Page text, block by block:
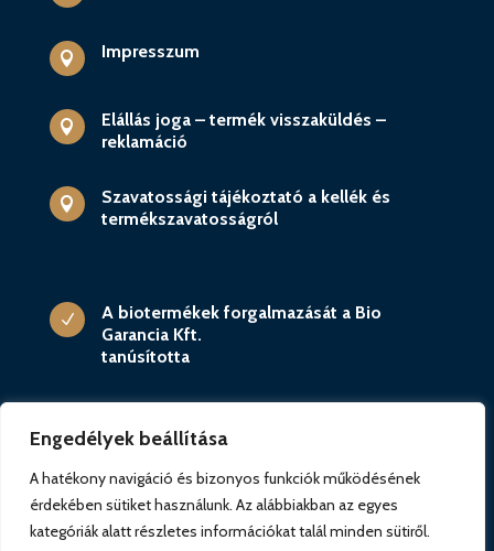
Engedélyek beállítása
A hatékony navigáció és bizonyos funkciók működésének
érdekében sütiket használunk. Az alábbiakban az egyes
kategóriák alatt részletes információkat talál minden sütiről.
 Impresszum

Elállás joga – termék visszaküldés –
reklamáció

Szavatossági tájékoztató a kellék és
termékszavatosságról
N
A biotermékek forgalmazását a Bio
Garancia Kft.
tanúsította
KEFIRSHOP.HU
Elérhetőség